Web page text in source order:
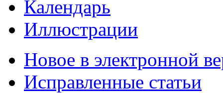
Календарь
Иллюстрации
Новое в электронной
Исправленные статьи